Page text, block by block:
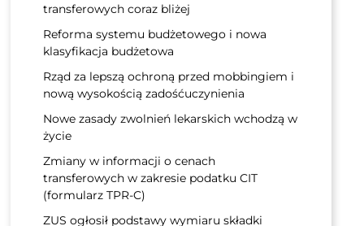
transferowych coraz bliżej
Reforma systemu budżetowego i nowa
klasyfikacja budżetowa
Rząd za lepszą ochroną przed mobbingiem i
nową wysokością zadośćuczynienia
Nowe zasady zwolnień lekarskich wchodzą w
życie
Zmiany w informacji o cenach
transferowych w zakresie podatku CIT
(formularz TPR-C)
ZUS ogłosił podstawy wymiaru składki